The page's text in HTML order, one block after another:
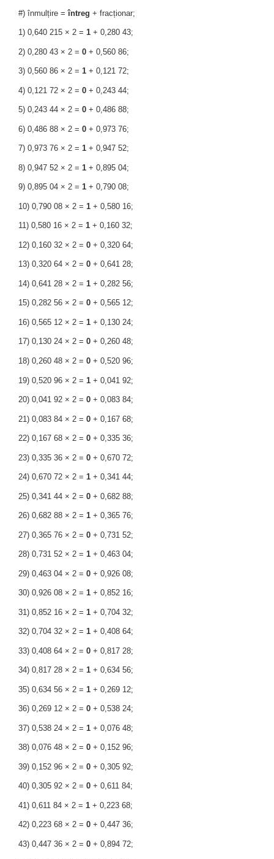
#) înmulțire =întreg + fracționar;
1) 0,640 215 × 2 = 1+ 0,280 43;
2) 0,280 43 × 2 = 0+ 0,560 86;
3) 0,560 86 × 2 = 1+ 0,121 72;
4) 0,121 72 × 2 = 0+ 0,243 44;
5) 0,243 44 × 2 = 0+ 0,486 88;
6) 0,486 88 × 2 = 0+ 0,973 76;
7) 0,973 76 × 2 = 1+ 0,947 52;
8) 0,947 52 × 2 = 1+ 0,895 04;
9) 0,895 04 × 2 = 1+ 0,790 08;
10) 0,790 08 × 2 = 1+ 0,580 16;
11) 0,580 16 × 2 = 1+ 0,160 32;
12) 0,160 32 × 2 = 0+ 0,320 64;
13) 0,320 64 × 2 = 0+ 0,641 28;
14) 0,641 28 × 2 = 1+ 0,282 56;
15) 0,282 56 × 2 = 0+ 0,565 12;
16) 0,565 12 × 2 = 1+ 0,130 24;
17) 0,130 24 × 2 = 0+ 0,260 48;
18) 0,260 48 × 2 = 0+ 0,520 96;
19) 0,520 96 × 2 = 1+ 0,041 92;
20) 0,041 92 × 2 = 0+ 0,083 84;
21) 0,083 84 × 2 = 0+ 0,167 68;
22) 0,167 68 × 2 = 0+ 0,335 36;
23) 0,335 36 × 2 = 0+ 0,670 72;
24) 0,670 72 × 2 = 1+ 0,341 44;
25) 0,341 44 × 2 = 0+ 0,682 88;
26) 0,682 88 × 2 = 1+ 0,365 76;
27) 0,365 76 × 2 = 0+ 0,731 52;
28) 0,731 52 × 2 = 1+ 0,463 04;
29) 0,463 04 × 2 = 0+ 0,926 08;
30) 0,926 08 × 2 = 1+ 0,852 16;
31) 0,852 16 × 2 = 1+ 0,704 32;
32) 0,704 32 × 2 = 1+ 0,408 64;
33) 0,408 64 × 2 = 0+ 0,817 28;
34) 0,817 28 × 2 = 1+ 0,634 56;
35) 0,634 56 × 2 = 1+ 0,269 12;
36) 0,269 12 × 2 = 0+ 0,538 24;
37) 0,538 24 × 2 = 1+ 0,076 48;
38) 0,076 48 × 2 = 0+ 0,152 96;
39) 0,152 96 × 2 = 0+ 0,305 92;
40) 0,305 92 × 2 = 0+ 0,611 84;
41) 0,611 84 × 2 = 1+ 0,223 68;
42) 0,223 68 × 2 = 0+ 0,447 36;
43) 0,447 36 × 2 = 0+ 0,894 72;